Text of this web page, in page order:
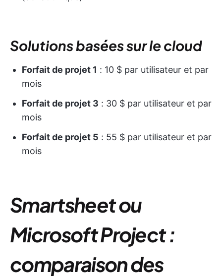
Solutions basées sur le cloud
Forfait de projet 1 : 10 $ par utilisateur et par
mois
Forfait de projet 3 : 30 $ par utilisateur et par
mois
Forfait de projet 5 : 55 $ par utilisateur et par
mois
Smartsheet ou
Microsoft Project :
comparaison des